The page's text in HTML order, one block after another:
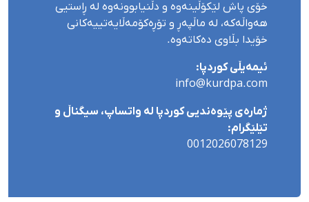
خۆی پاش لێکۆڵینەوە و دڵنیابوونەوە لە ڕاستیی
هەواڵەکە، لە ماڵپەڕ و تۆڕەکۆمەڵایەتییەکانی
خۆیدا بڵاوی دەکاتەوە.
ئیمەیڵی کوردپا:
info@kurdpa.com
ژمارەی پێوەندیی کوردپا لە واتساپ، سیگناڵ و
تێلێگرام:
0012026078129